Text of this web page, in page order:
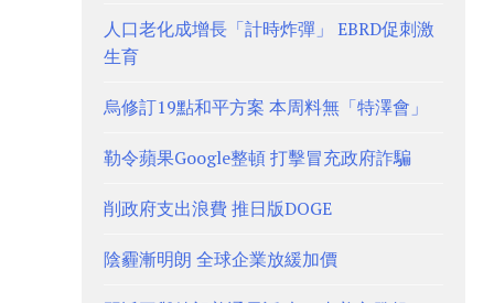
人口老化成增長「計時炸彈」 EBRD促刺激
生育
烏修訂19點和平方案 本周料無「特澤會」
勒令蘋果Google整頓 打擊冒充政府詐騙
削政府支出浪費 推日版DOGE
陰霾漸明朗 全球企業放緩加價